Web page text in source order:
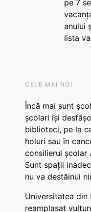
pe 7
anului
lista
CELE MAI NOI
Încă mai sunt
școlari își
biblioteci, pe la
holuri sau în
consilierul școlar
Sunt spații
nu va destăinui
Universitatea din
reamplasat